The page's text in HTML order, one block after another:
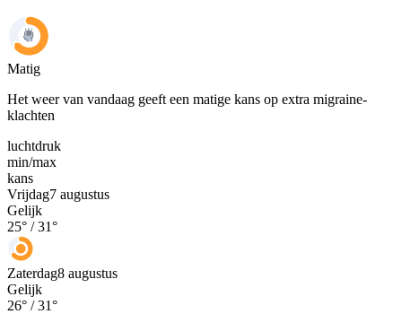
Matig
Het weer van vandaag geeft een matige kans op extra migraine-
klachten
luchtdruk
min/max
kans
Vrijdag7 augustus
Gelijk
25° /31°
Zaterdag8 augustus
Gelijk
26° /31°